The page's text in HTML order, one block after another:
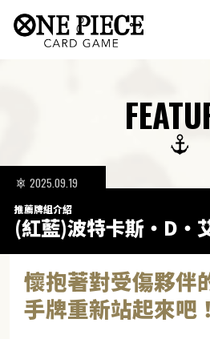
推薦牌組介紹
(紅藍)波特卡斯・D・
2025.09.19
懷抱著對受傷夥伴
手牌重新站起來吧！